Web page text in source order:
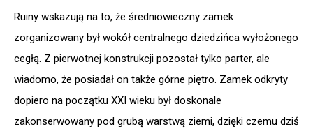
Ruiny wskazują na to, że średniowieczny zamek
zorganizowany był wokół centralnego dziedzińca wyłożonego
cegłą. Z pierwotnej konstrukcji pozostał tylko parter, ale
wiadomo, że posiadał on także górne piętro. Zamek odkryty
dopiero na początku XXI wieku był doskonale
zakonserwowany pod grubą warstwą ziemi, dzięki czemu dziś